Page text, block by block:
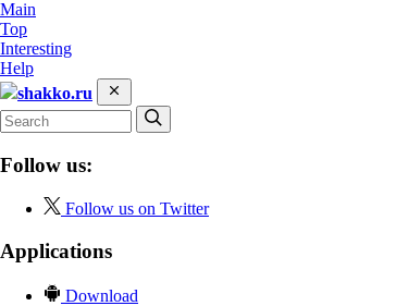
Main
Top
Interesting
Help
shakko.ru
Follow us:
Follow us on Twitter
Applications
Download